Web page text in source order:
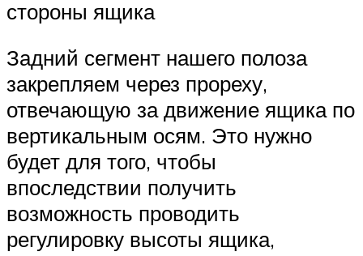
стороны ящика
Задний сегмент нашего полоза
закрепляем через прореху,
отвечающую за движение ящика по
вертикальным осям. Это нужно
будет для того, чтобы
впоследствии получить
возможность проводить
регулировку высоты ящика,